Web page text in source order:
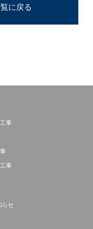
に戻る
事
事
らせ